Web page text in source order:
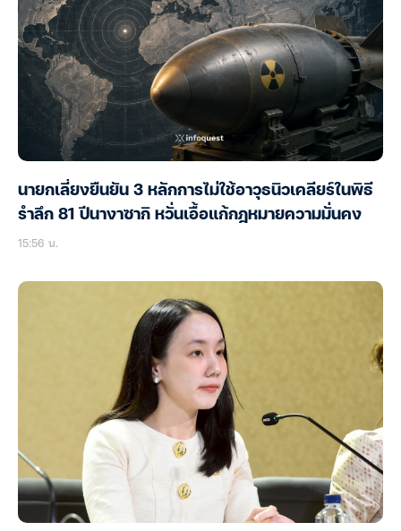
นายกเลี่ยงยืนยัน 3 หลักการไม่ใช้อาวุธนิวเคลียร์ในพิธี
รำลึก 81 ปีนางาซากิ หวั่นเอื้อแก้กฎหมายความมั่นคง
15:56 น.